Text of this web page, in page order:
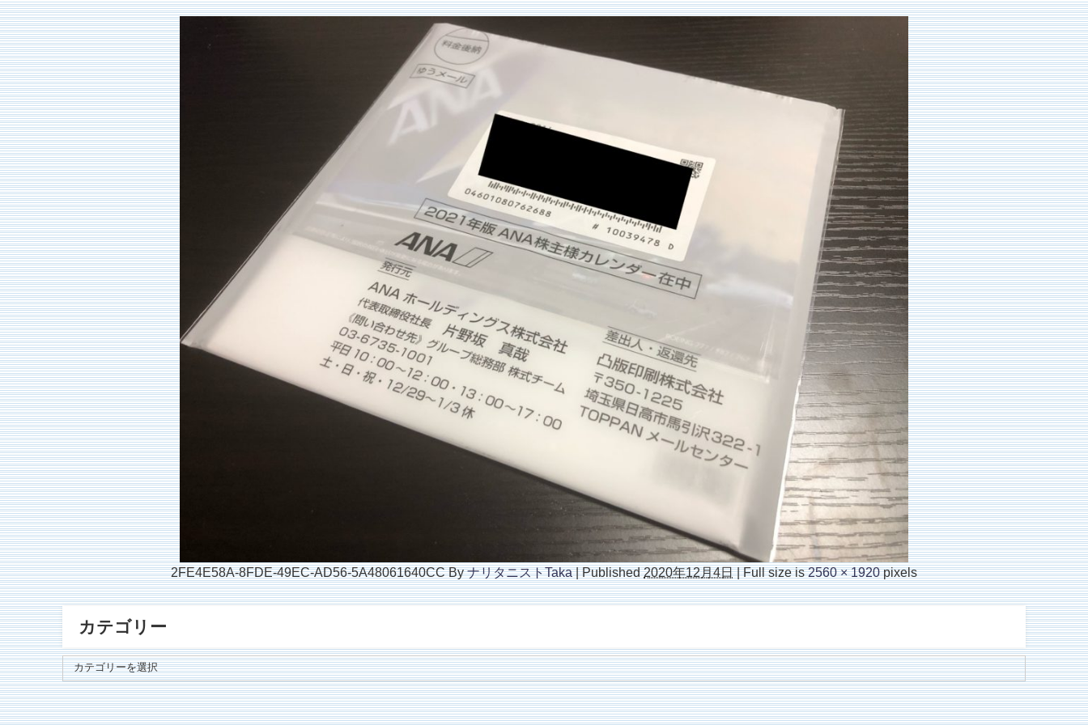
2FE4E58A-8FDE-49EC-AD56-5A48061640CC By ナリタニストTaka | Published 2020年12月4日 |Full size is2560 × 1920pixels
カテゴリー